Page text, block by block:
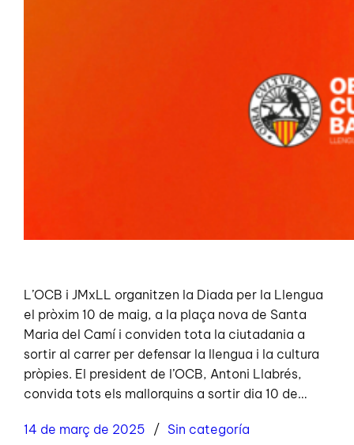
L’OCB i JMxLL organitzen la Diada per la Llengua
el pròxim 10 de maig, a la plaça nova de Santa
Maria del Camí i conviden tota la ciutadania a
sortir al carrer per defensar la llengua i la cultura
pròpies. El president de l’OCB, Antoni Llabrés,
convida tots els mallorquins a sortir dia 10 de…
14 de març de 2025 Sin categoría